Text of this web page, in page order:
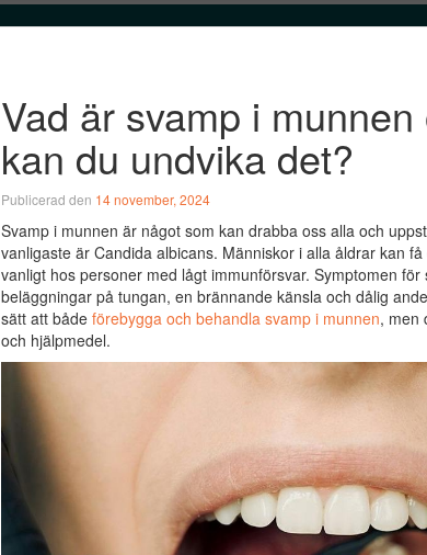
Vad är svamp i
kan du undvika det?
Publicerad den 14 november, 2024
Svamp i munnen är något som kan drabba oss alla och
vanligaste är Candida albicans. Människor i alla åldrar kan
vanligt hos personer med lågt immunförsvar. Symptomen
beläggningar på tungan, en brännande känsla och dålig
sätt att både förebygga och behandla svamp i munnen, men
och hjälpmedel.